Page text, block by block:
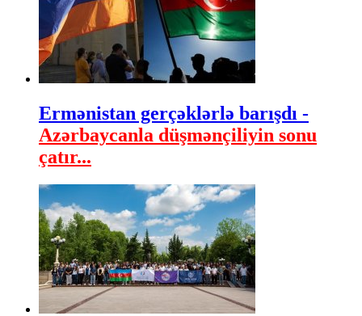
Ermənistan gerçəklərlə barışdı -
Azərbaycanla düşmənçiliyin sonu
çatır...